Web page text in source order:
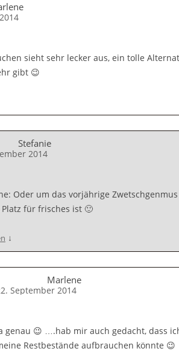
sieht sehr lecker aus, ein tolle
gibt 😉
Stefanie
2014
Oder um das vorjährige
Platz für frisches ist 🙂
↓
Marlene
September 2014
genau 😉 ….hab mir auch gedacht, dass
Restbestände aufbrauchen könnte 😉